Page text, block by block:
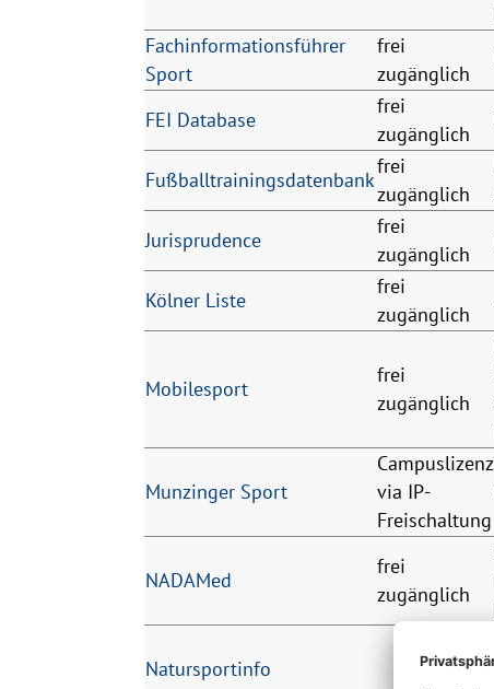
Fachinformationsführer
Sport
frei
zugänglich
FEI Database
frei
zugänglich
Fußballtrainingsdatenbank
frei
zugänglich
Jurisprudence
frei
zugänglich
Kölner Liste
frei
zugänglich
Mobilesport
frei
zugänglich
Munzinger Sport
Campuslizenz
via IP-
Freischaltung
NADAMed
frei
zugänglich
Natursportinfo